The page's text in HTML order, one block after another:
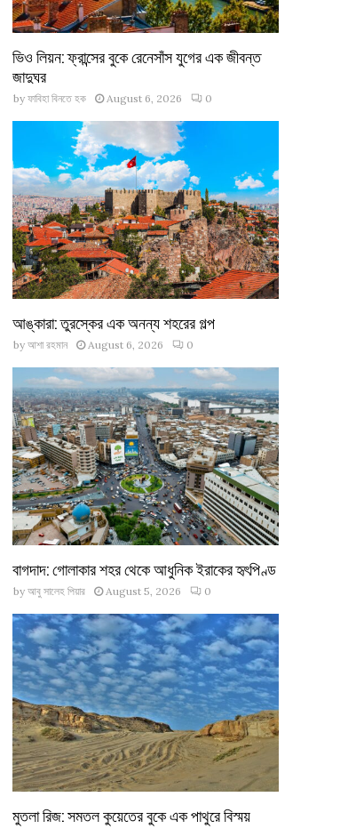
ভিও লিয়ন: ফ্রান্সের বুকে রেনেসাঁস যুগের এক জীবন্ত
জাদুঘর
by ফাবিহা বিনতে হক August 6, 2026 0
আঙ্কারা: তুরস্কের এক অনন্য শহরের গল্প
by আশা রহমান August 6, 2026 0
বাগদাদ: গোলাকার শহর থেকে আধুনিক ইরাকের হৃৎপিণ্ড
by আবু সালেহ পিয়ার August 5, 2026 0
মুতলা রিজ: সমতল কুয়েতের বুকে এক পাথুরে বিস্ময়